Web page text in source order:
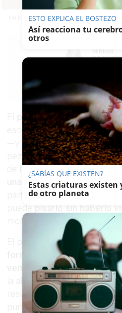
Un pez araña visto en la costa de Huelva.
MÍRIAM
pez araña
, también
escorpión, es uno de los
—y más temidos— de las
pez ha sido visto en los
de la costa deHuelva.Se
una facilidad pasmosa,
parte de su cuerpo y
puede
pisarlo sin haberlo
momento.
El peligro no está en su
forma intencionada. El
venenosasque concentra
la aleta dorsal. Si alguien lo
resultado es una picadura
punzante que puede durar
ESTO EXPLICA EL BOSTEZO
Así reacciona tu
otros
¿SABÍAS QUE EXISTEN?
Estas criaturas existen
de otro planeta